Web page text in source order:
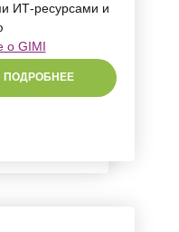
ИТ-ресурсами и
о GIMI
ПОДРОБНЕЕ